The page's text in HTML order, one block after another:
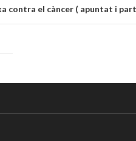
contra el càncer ( apuntat i